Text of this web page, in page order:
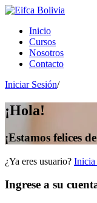
Inicio
Cursos
Nosotros
Contacto
Iniciar Sesión/
¡Hola!
¡Estamos felices
¿Ya eres usuario? Inicia
Ingrese a su